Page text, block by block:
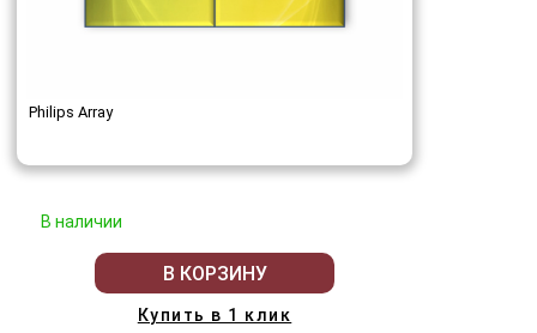
Philips Array
В наличии
В КОРЗИНУ
Купить в 1 клик